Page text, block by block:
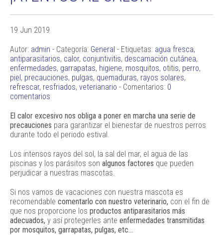
19 Jun 2019
Autor: admin - Categoría: General - Etiquetas: agua fresca,
antiparasitarios, calor, conjuntivitis, descamación cutánea,
enfermedades, garrapatas, higiene, mosquitos, otitis, perro,
piel, precauciones, pulgas, quemaduras, rayos solares,
refrescar, resfriados, veterianario - Comentarios: 0
comentarios
El calor excesivo nos obliga a poner en marcha una serie de
precauciones para garantizar el bienestar de nuestros perros
durante todo el periodo estival.
Los intensos rayos del sol, la sal del mar, el agua de las
piscinas y los parásitos son algunos factores que pueden
perjudicar a nuestras mascotas.
Si nos vamos de vacaciones con nuestra mascota es
recomendable comentarlo con nuestro veterinario, con el fin de
que nos proporcione los productos antiparasitarios más
adecuados, y así protegerles ante enfermedades transmitidas
por mosquitos, garrapatas, pulgas, etc...